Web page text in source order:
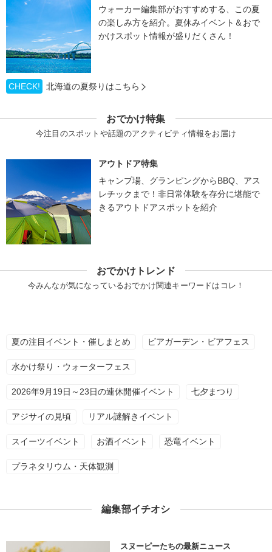
ウォーカー編集部がおすすめする、この夏
の楽しみ方を紹介。夏休みイベント＆おで
かけスポット情報が盛りだくさん！
CHECK! 北海道の夏祭りはこちら
おでかけ特集
今注目のスポットや話題のアクティビティ情報をお届け
アウトドア特集
キャンプ場、グランピングからBBQ、アス
レチックまで！非日常体験を存分に堪能で
きるアウトドアスポットを紹介
おでかけトレンド
今みんなが気になっているおでかけ関連キーワードはコレ！
夏の注目イベント・催しまとめ ビアガーデン・ビアフェス
水かけ祭り・ウォーターフェス
2026年9月19日～23日の連休開催イベント 七夕まつり
アジサイの見頃 リアル謎解きイベント
スイーツイベント お酒イベント 恐竜イベント
プラネタリウム・天体観測
編集部イチオシ
スヌーピーたちの最新ニュース